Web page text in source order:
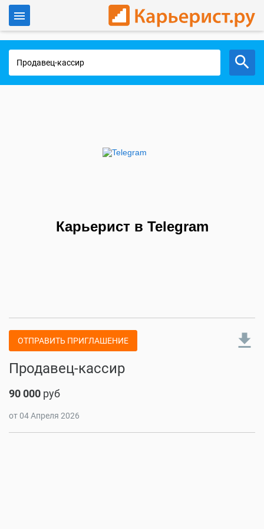
Работа в Москве
Карьерист в Telegram
ОТПРАВИТЬ ПРИГЛАШЕНИЕ file_download
Продавец-кассир
90 000 руб
от 04 Апреля 2026